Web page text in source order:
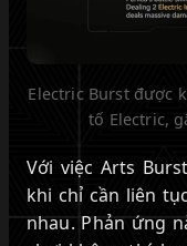
Electric Burst được
tố Electric,
Với việc Arts
khi chỉ cần liên
nhau. Phản ứng